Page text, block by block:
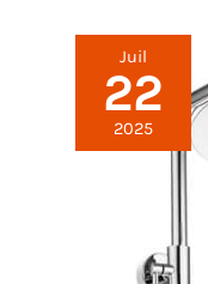
Juil
22
2025